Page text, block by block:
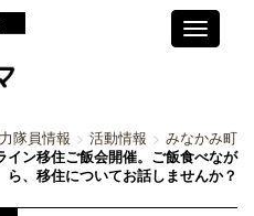
Toggle
隊員情報 活動情報
みなかみ町
ン移住ご飯会開催。ご飯食べなが
ら、移住についてお話しませんか？